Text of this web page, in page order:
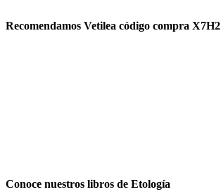
Recomendamos Vetilea código compra X7H2
Conoce nuestros libros de Etología